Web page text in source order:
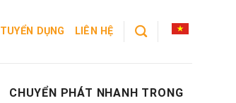
TUYỂN DỤNG LIÊN HỆ
CHUYỂN PHÁT NHANH TRONG